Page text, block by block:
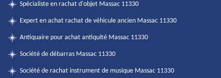
Spécialiste en rachat d'objet Massac 11330
Expert en achat rachat de véhicule ancien Massac 11330
Antiquaire pour achat antiquité Massac 11330
Société de débarras Massac 11330
Société de rachat instrument de musique Massac 11330